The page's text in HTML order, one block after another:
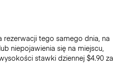
rezerwacji tego samego dnia, na
niepojawienia się na miejscu,
stawki dziennej $4.90 za